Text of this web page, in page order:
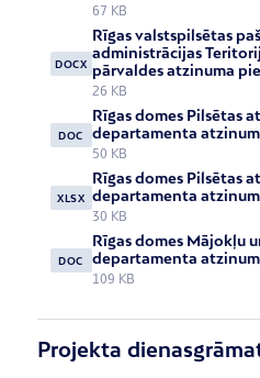
67 KB
DOCX
Rīgas valstspilsētas
administrācijas
pārvaldes atzinuma
26 KB
DOC
Rīgas domes Pilsētas
departamenta
50 KB
XLSX
Rīgas domes Pilsētas
departamenta
30 KB
DOC
Rīgas domes Mājokļu
departamenta
109 KB
Projekta